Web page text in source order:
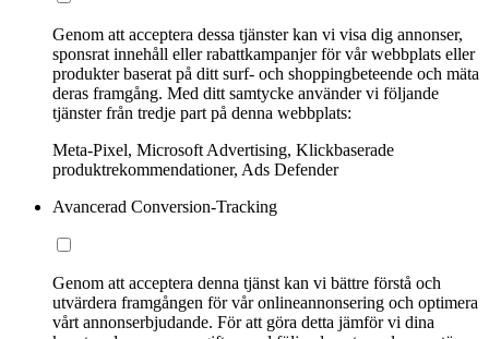
Genom att acceptera dessa tjänster kan vi visa dig annonser,
sponsrat innehåll eller rabattkampanjer för vår webbplats eller
produkter baserat på ditt surf- och shoppingbeteende och mäta
deras framgång. Med ditt samtycke använder vi följande
tjänster från tredje part på denna webbplats:
Meta-Pixel, Microsoft Advertising, Klickbaserade
produktrekommendationer, Ads Defender
Avancerad Conversion-Tracking
Genom att acceptera denna tjänst kan vi bättre förstå och
utvärdera framgången för vår onlineannonsering och optimera
vårt annonserbjudande. För att göra detta jämför vi dina